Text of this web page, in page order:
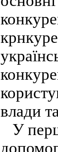
влади
У